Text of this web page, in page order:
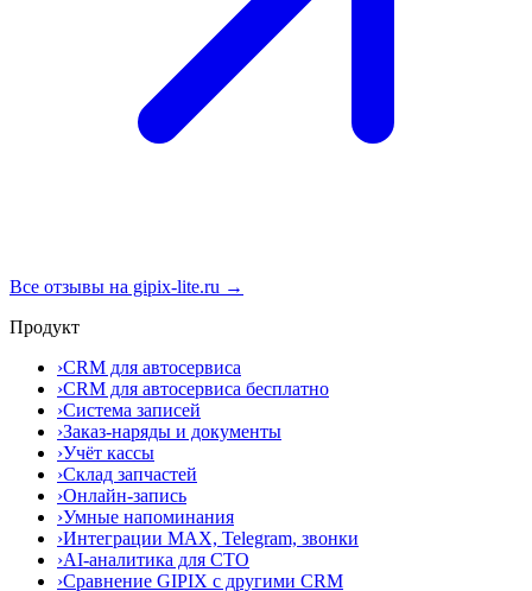
Все отзывы на gipix-lite.ru →
Продукт
›CRM для автосервиса
›CRM для автосервиса бесплатно
›Система записей
›Заказ-наряды и документы
›Учёт кассы
›Склад запчастей
›Онлайн-запись
›Умные напоминания
›Интеграции MAX, Telegram, звонки
›AI-аналитика для СТО
›Сравнение GIPIX с другими CRM